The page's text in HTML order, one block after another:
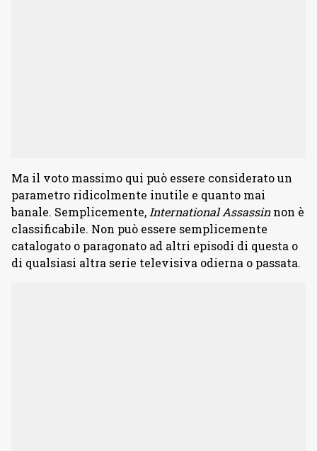
Ma il voto massimo qui può essere considerato un
parametro ridicolmente inutile e quanto mai
banale. Semplicemente, International Assassinnon è
classificabile. Non può essere semplicemente
catalogato o paragonato ad altri episodi di questa o
di qualsiasi altra serie televisiva odierna o passata.